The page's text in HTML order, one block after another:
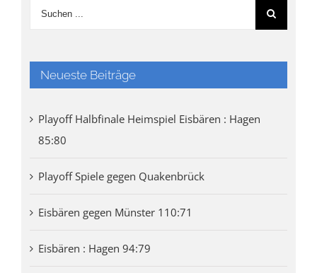
Neueste Beiträge
Playoff Halbfinale Heimspiel Eisbären : Hagen
85:80
Playoff Spiele gegen Quakenbrück
Eisbären gegen Münster 110:71
Eisbären : Hagen 94:79